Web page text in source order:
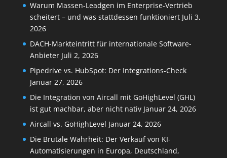
Warum Massen-Leadgen im Enterprise-Vertrieb
scheitert – und was stattdessen funktioniert Juli 3,
2026
DACH-Markteintritt für internationale Software-
Anbieter Juli 2, 2026
Pipedrive vs. HubSpot: Der Integrations-Check
Januar 27, 2026
Die Integration von Aircall mit GoHighLevel (GHL)
ist gut machbar, aber nicht nativ Januar 24, 2026
Aircall vs. GoHighLevel Januar 24, 2026
Die Brutale Wahrheit: Der Verkauf von KI-
Automatisierungen in Europa, Deutschland,